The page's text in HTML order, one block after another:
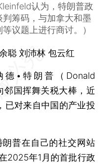
认为，特朗普政
筹码，与加拿大和墨
议题上进行商讨。）
聪 刘沛林 包云红
•特朗普（Donald
邻国挥舞关税大棒，近
已对来自中国的产业投
普在自己的社交网站
2025年1月的首批行政